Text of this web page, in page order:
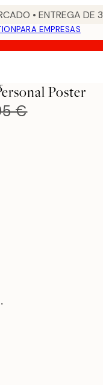
• ENTREGA DE
PARA EMPRESAS
Poster
€